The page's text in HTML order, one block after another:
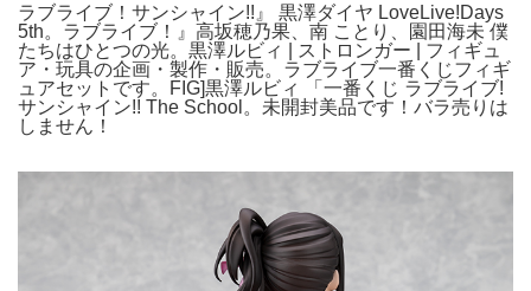
ラブライブ！サンシャイン!!』 黒澤ダイヤ LoveLive!Days
5th。ラブライブ！』高坂穂乃果、南 ことり、園田海未 僕
たちはひとつの光。黒澤ルビィ | ストロンガー | フィギュ
ア・玩具の企画・製作・販売。ラブライブ一番くじフィギ
ュアセットです。FIG]黒澤ルビィ 「一番くじ ラブライブ!
サンシャイン!! The School。未開封美品です！バラ売りは
しません！